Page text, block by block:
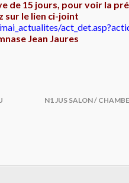
de 15 jours, pour voir la
sur le lien ci-joint
Jean Jaures
N1 JUS SALON /